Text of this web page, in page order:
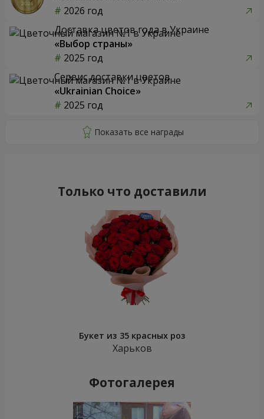
2026 год
Доставка цветов года в Украине
«Выбор страны»
2025 год
Сервис доставки цветов
«Ukrainian Choice»
2025 год
Только что доставили
Букет из 35 красных роз
Харьков
Фотогалерея